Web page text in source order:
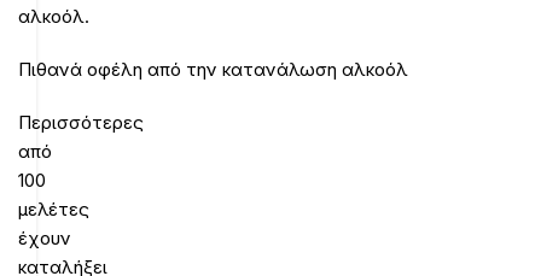
αλκοόλ.
Πιθανά οφέλη από την κατανάλωση αλκοόλ
Περισσότερες
από
100
μελέτες
έχουν
καταλήξει